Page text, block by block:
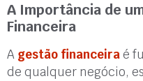
A Importância de
Financeira
A gestão financeiraé
de qualquer negócio,